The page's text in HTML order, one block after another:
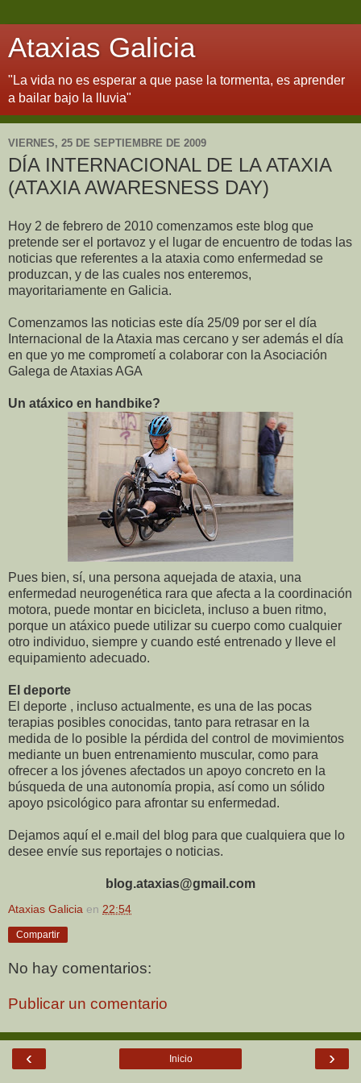
Ataxias Galicia
"La vida no es esperar a que pase la tormenta, es aprender
a bailar bajo la lluvia"
VIERNES, 25 DE SEPTIEMBRE DE 2009
DÍA INTERNACIONAL DE LA ATAXIA
(ATAXIA AWARESNESS DAY)
Hoy 2 de febrero de 2010 comenzamos este blog que
pretende ser el portavoz y el lugar de encuentro de todas las
noticias que referentes a la ataxia como enfermedad se
produzcan, y de las cuales nos enteremos,
mayoritariamente en Galicia.
Comenzamos las noticias este día 25/09 por ser el día
Internacional de la Ataxia mas cercano y ser además el día
en que yo me comprometí a colaborar con la Asociación
Galega de Ataxias AGA
Un atáxico en handbike?
Pues bien, sí, una persona aquejada de ataxia, una
enfermedad neurogenética rara que afecta a la coordinación
motora, puede montar en bicicleta, incluso a buen ritmo,
porque un atáxico puede utilizar su cuerpo como cualquier
otro individuo, siempre y cuando esté entrenado y lleve el
equipamiento adecuado.
El deporte
El deporte , incluso actualmente, es una de las pocas
terapias posibles conocidas, tanto para retrasar en la
medida de lo posible la pérdida del control de movimientos
mediante un buen entrenamiento muscular, como para
ofrecer a los jóvenes afectados un apoyo concreto en la
búsqueda de una autonomía propia, así como un sólido
apoyo psicológico para afrontar su enfermedad.
Dejamos aquí el e.mail del blog para que cualquiera que lo
desee envíe sus reportajes o noticias.
blog.ataxias@gmail.com
Ataxias Galicia en 22:54
Compartir
No hay comentarios:
Publicar un comentario
‹ ›
Inicio